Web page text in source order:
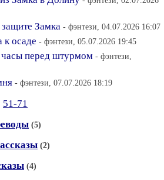
Замка - фэнтези, 04.07.2026 16:07
к осаде - фэнтези, 05.07.2026 19:45
перед штурмом - фэнтези,
- фэнтези, 07.07.2026 18:19
51-71
(5)
(2)
(4)